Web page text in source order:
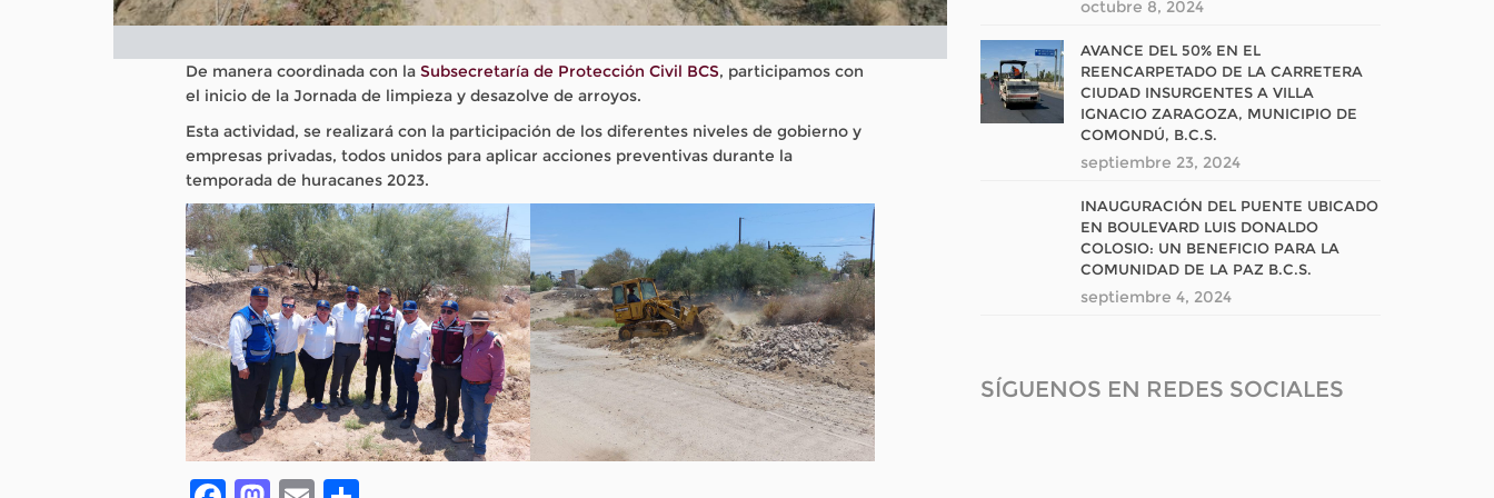
De manera coordinada con la Subsecretaría de Protección Civil BCS, participamos con
el inicio de la Jornada de limpieza y desazolve de arroyos.
Esta actividad, se realizará con la participación de los diferentes niveles de gobierno y
empresas privadas, todos unidos para aplicar acciones preventivas durante la
temporada de huracanes 2023.
octubre 8, 2024
AVANCE DEL 50% EN EL
REENCARPETADO DE LA CARRETERA
CIUDAD INSURGENTES A VILLA
IGNACIO ZARAGOZA, MUNICIPIO DE
COMONDÚ, B.C.S.
septiembre 23, 2024
INAUGURACIÓN DEL PUENTE UBICADO
EN BOULEVARD LUIS DONALDO
COLOSIO: UN BENEFICIO PARA LA
COMUNIDAD DE LA PAZ B.C.S.
septiembre 4, 2024
SÍGUENOS EN REDES SOCIALES